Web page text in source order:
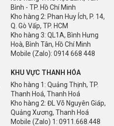
Bình - TP. Hồ Chí Minh
Kho hàng 2: Phan Huy Ích, P. 14,
Q. Gò Vấp, TP. HCM
Kho hàng 3: QL1A, Bình Hưng
Hoà, Bình Tân, Hồ Chí Minh
Mobile (Zalo): 0914 668 448
KHU VỰC THANH HÓA
Kho hàng 1: Quảng Thịnh, TP.
Thanh Hoá, Thanh Hoá
Kho hàng 2: ĐL Võ Nguyên Giáp,
Quảng Xương, Thanh Hoá
Mobile (Zalo) 1: 0911.668.448